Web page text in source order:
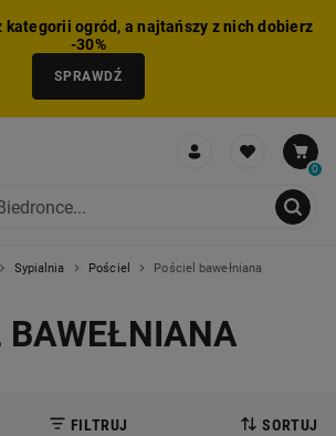
kategorii ogród, a najtańszy z nich dobierz
-30%
SPRAWDŹ
0
Sypialnia Pościel Pościel bawełniana
BAWEŁNIANA
FILTRUJ SORTUJ